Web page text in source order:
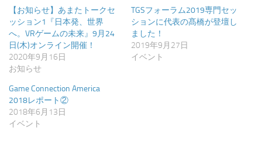
開
き
ま
す)
【お知らせ】あまたトークセ
ッション1『日本発、世界
へ。VRゲームの未来』9月24
日(木)オンライン開催！
2020年9月16日
お知らせ
TGSフォーラム2019専門セッ
ションに代表の髙橋が登壇し
ました！
2019年9月27日
イベント
Game Connection America
2018レポート②
2018年6月13日
イベント